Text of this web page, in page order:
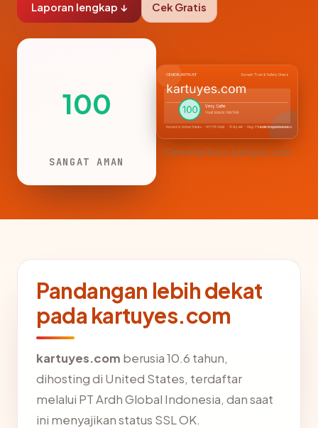
Laporan lengkap ↓ Cek Gratis
100
SANGAT AMAN
CemerlanTrust · kartuyes.com
Pandangan lebih dekat
pada kartuyes.com
kartuyes.com berusia 10.6 tahun,
dihosting di United States, terdaftar
melalui PT Ardh Global Indonesia, dan saat
ini menyajikan status SSL OK.